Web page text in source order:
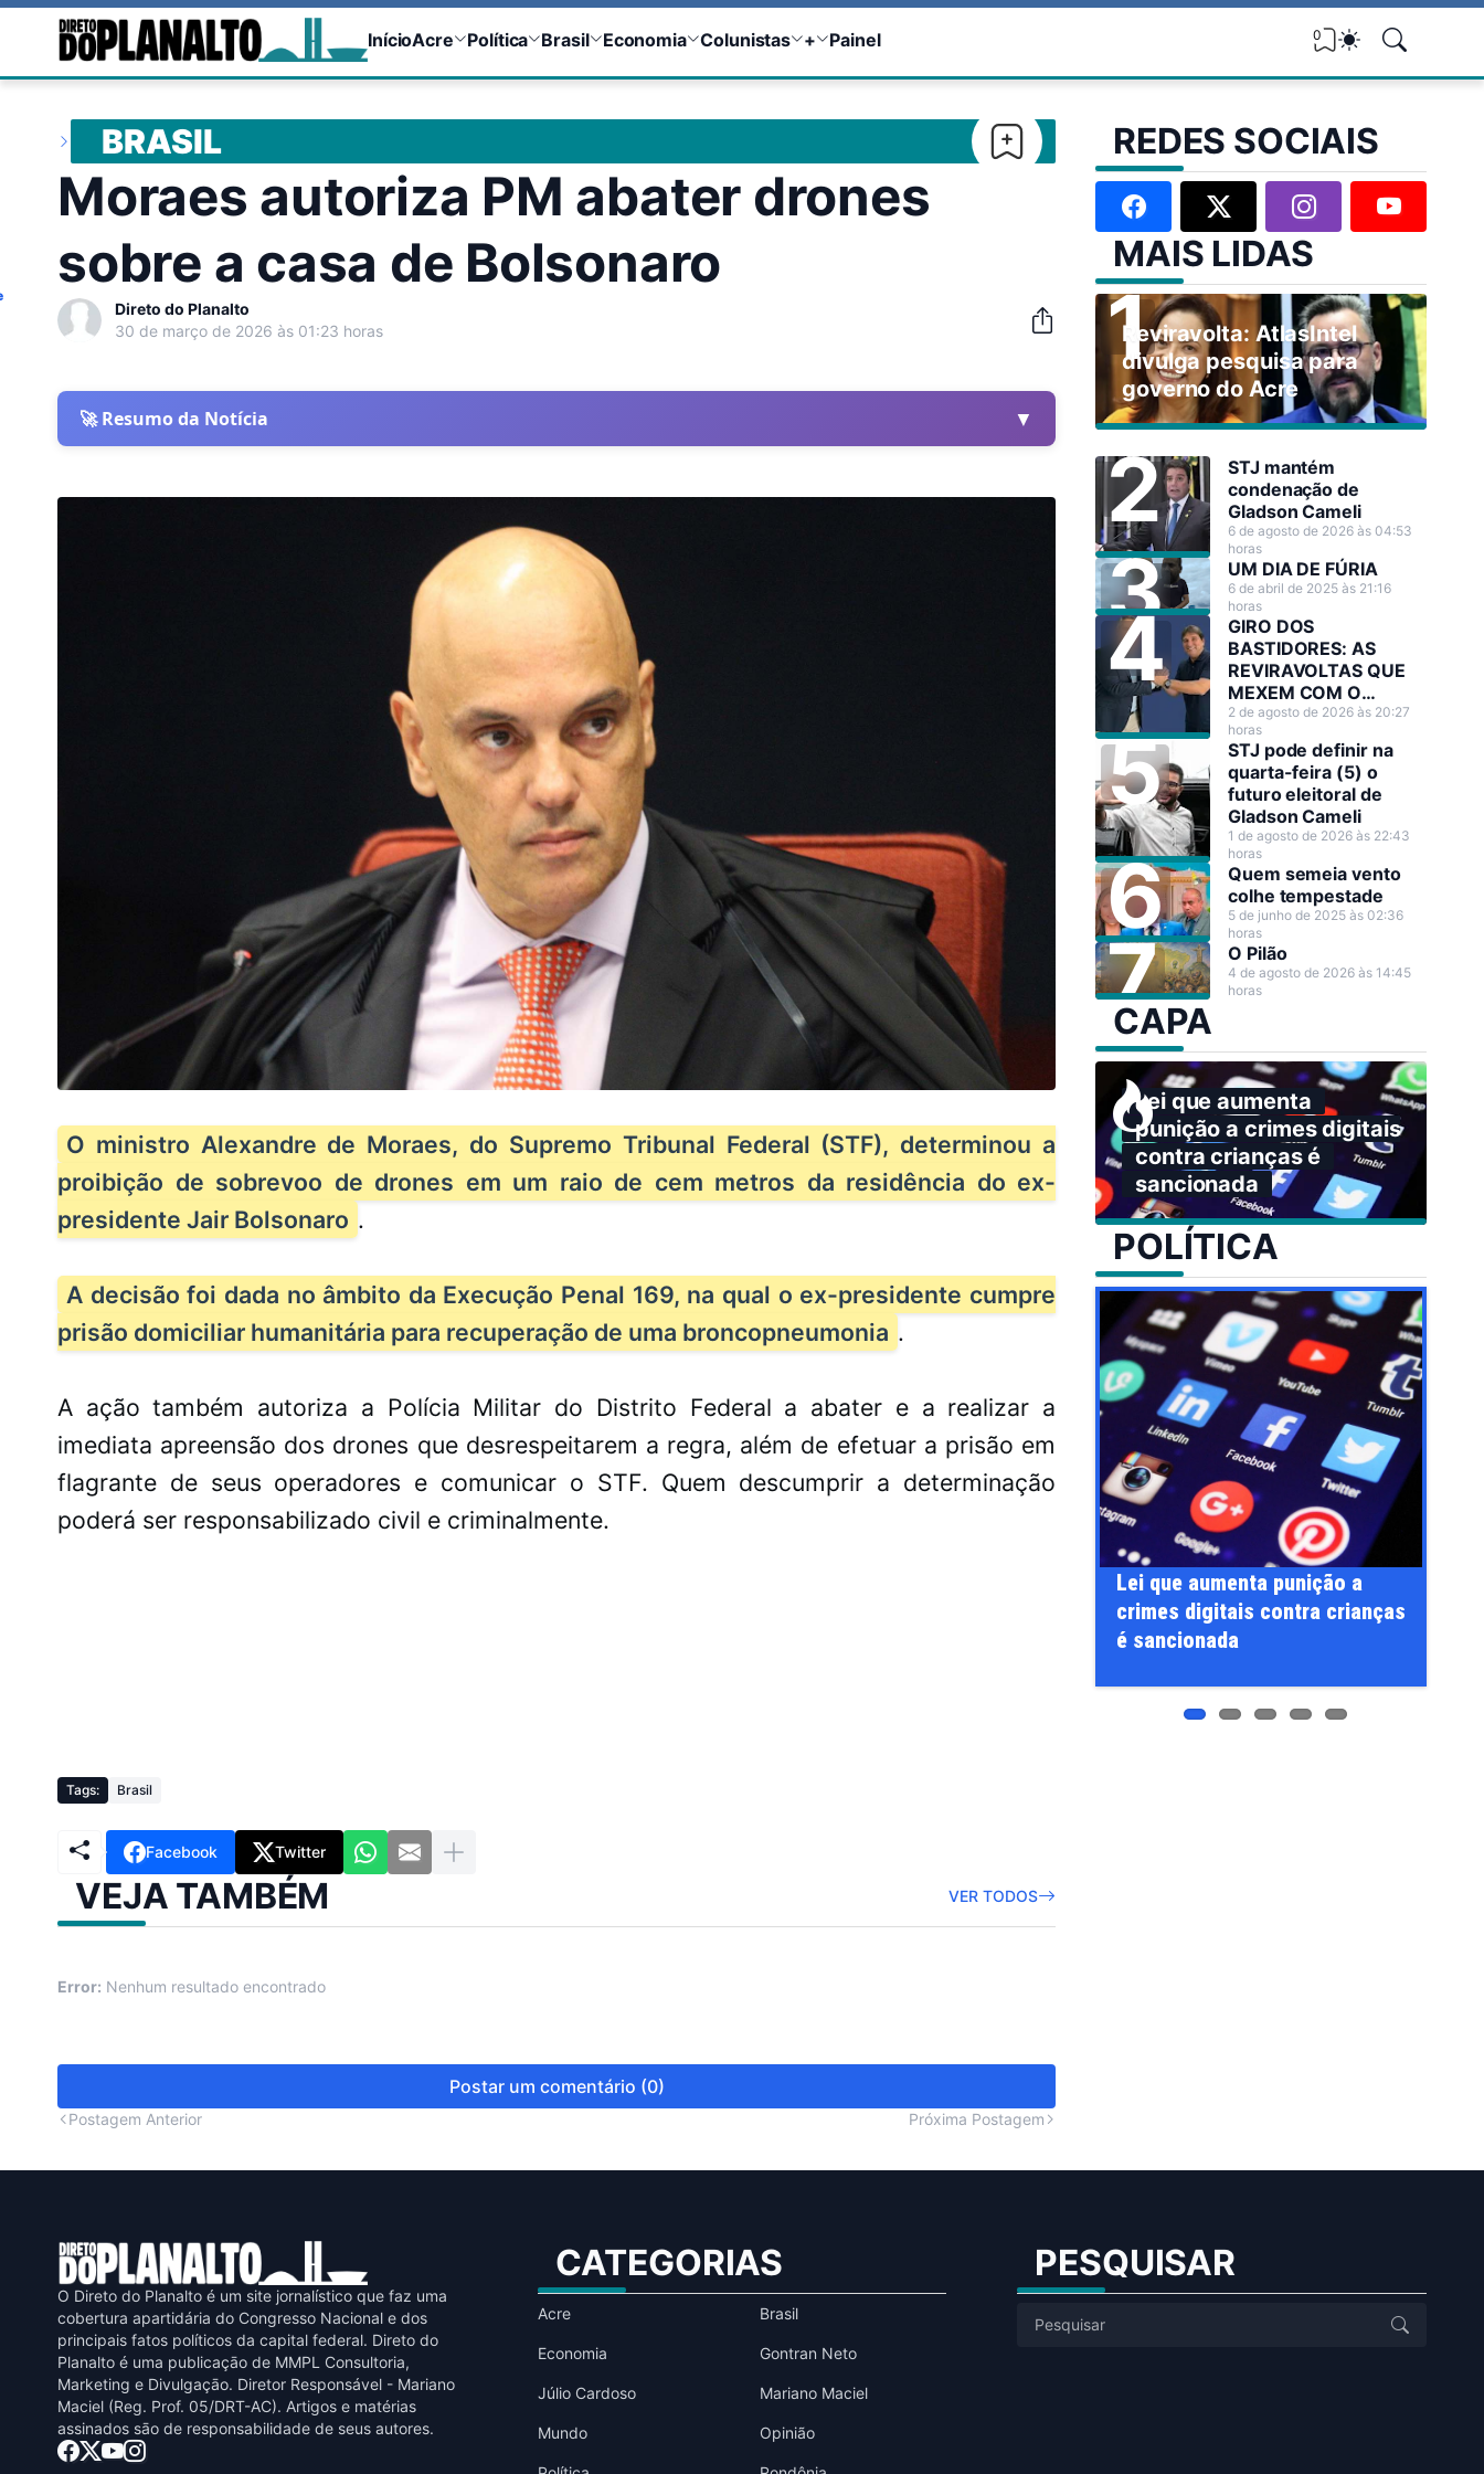
InícioAcre Política Brasil Economia Colunistas + Painel 0
BRASIL
Moraes autoriza PM abater drones
sobre a casa de Bolsonaro
Direto do Planalto
30 de março de 2026 às 01:23 horas
🚀 Resumo da Notícia ▼
O ministro Alexandre de Moraes, do Supremo Tribunal Federal (STF), determinou a
proibição de sobrevoo de drones em um raio de cem metros da residência do ex-
presidente Jair Bolsonaro .
A decisão foi dada no âmbito da Execução Penal 169, na qual o ex-presidente cumpre
prisão domiciliar humanitária para recuperação de uma broncopneumonia .
A ação também autoriza a Polícia Militar do Distrito Federal a abater e a realizar a
imediata apreensão dos drones que desrespeitarem a regra, além de efetuar a prisão em
flagrante de seus operadores e comunicar o STF. Quem descumprir a determinação
poderá ser responsabilizado civil e criminalmente.
Tags: Brasil
Facebook Twitter
VEJA TAMBÉM VER TODOS
Error: Nenhum resultado encontrado
Postar um comentário (0)
Postagem Anterior Próxima Postagem
REDES SOCIAIS
MAIS LIDAS
Reviravolta: AtlasIntel
divulga pesquisa para
governo do Acre
STJ mantém
condenação de
Gladson Cameli
6 de agosto de 2026 às 04:53
horas
UM DIA DE FÚRIA
6 de abril de 2025 às 21:16
horas
GIRO DOS
BASTIDORES: AS
REVIRAVOLTAS QUE
MEXEM COM O
CENÁRIO POLÍTICO
2 de agosto de 2026 às 20:27
horas
STJ pode definir na
quarta-feira (5) o
futuro eleitoral de
Gladson Cameli
1 de agosto de 2026 às 22:43
horas
Quem semeia vento
colhe tempestade
5 de junho de 2025 às 02:36
horas
O Pilão
4 de agosto de 2026 às 14:45
horas
CAPA
Lei que aumenta
punição a crimes digitais
contra crianças é
sancionada
POLÍTICA
Lei que aumenta punição a
crimes digitais contra crianças
é sancionada
O Direto do Planalto é um site jornalístico que faz uma
cobertura apartidária do Congresso Nacional e dos
principais fatos políticos da capital federal. Direto do
Planalto é uma publicaçāo de MMPL Consultoria,
Marketing e Divulgaçāo. Diretor Responsável - Mariano
Maciel (Reg. Prof. 05/DRT-AC). Artigos e matérias
assinados sāo de responsabilidade de seus autores.
CATEGORIAS
Acre Brasil
Economia Gontran Neto
Júlio Cardoso Mariano Maciel
Mundo Opinião
PESQUISAR